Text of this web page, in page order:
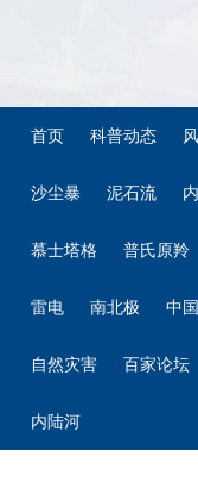
首页 科普动态
沙尘暴 泥石流
慕士塔格 普氏原羚
雷电 南北极 中
自然灾害 百家论坛
内陆河